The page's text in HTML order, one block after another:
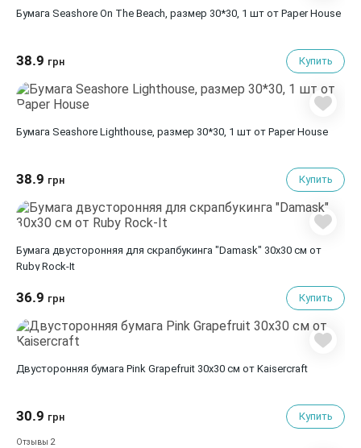
Бумага Seashore On The Beach, размер 30*30, 1 шт от Paper House
38.9 грн Купить
Бумага Seashore Lighthouse, размер 30*30, 1 шт от Paper House
38.9 грн Купить
Бумага двусторонняя для скрапбукинга "Damask" 30х30 см от
Ruby Rock-It
36.9 грн Купить
Двусторонняя бумага Pink Grapefruit 30х30 см от Kaisercraft
30.9 грн Купить
Отзывы 2